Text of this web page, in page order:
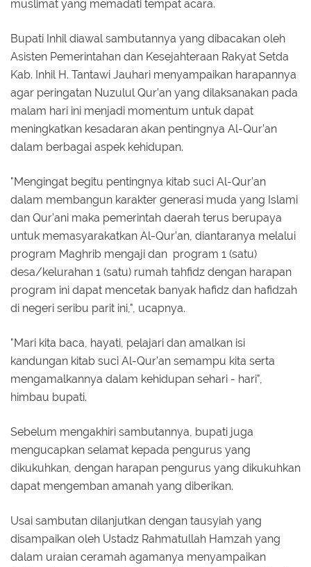
muslimat yang memadati tempat acara.
Bupati Inhil diawal sambutannya yang dibacakan oleh
Asisten Pemerintahan dan Kesejahteraan Rakyat Setda
Kab. Inhil H. Tantawi Jauhari menyampaikan harapannya
agar peringatan Nuzulul Qur’an yang dilaksanakan pada
malam hari ini menjadi momentum untuk dapat
meningkatkan kesadaran akan pentingnya Al-Qur’an
dalam berbagai aspek kehidupan.
"Mengingat begitu pentingnya kitab suci Al-Qur’an
dalam membangun karakter generasi muda yang Islami
dan Qur'ani maka pemerintah daerah terus berupaya
untuk memasyarakatkan Al-Qur’an, diantaranya melalui
program Maghrib mengaji dan program 1 (satu)
desa/kelurahan 1 (satu) rumah tahfidz dengan harapan
program ini dapat mencetak banyak hafidz dan hafidzah
di negeri seribu parit ini,", ucapnya.
"Mari kita baca, hayati, pelajari dan amalkan isi
kandungan kitab suci Al-Qur’an semampu kita serta
mengamalkannya dalam kehidupan sehari - hari",
himbau bupati.
Sebelum mengakhiri sambutannya, bupati juga
mengucapkan selamat kepada pengurus yang
dikukuhkan, dengan harapan pengurus yang dikukuhkan
dapat mengemban amanah yang diberikan.
Usai sambutan dilanjutkan dengan tausyiah yang
disampaikan oleh Ustadz Rahmatullah Hamzah yang
dalam uraian ceramah agamanya menyampaikan